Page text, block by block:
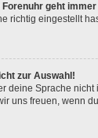
Forenuhr geht
richtig eingestellt
zur Auswahl!
deine Sprache
uns freuen, wenn